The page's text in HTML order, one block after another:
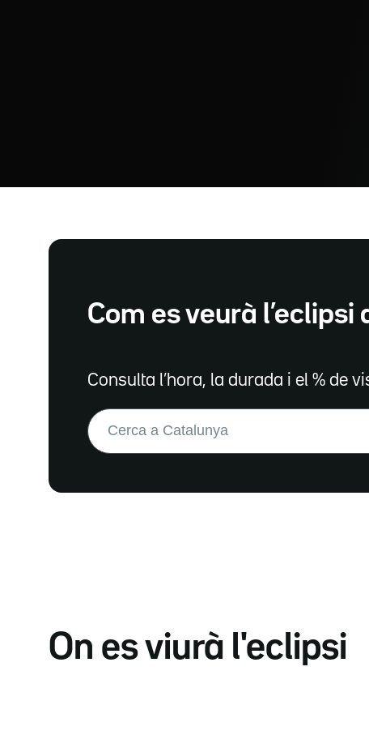
Com es veurà
Consulta l’hora, la durada i el % de
Buscar:
On es viurà l'eclipsi